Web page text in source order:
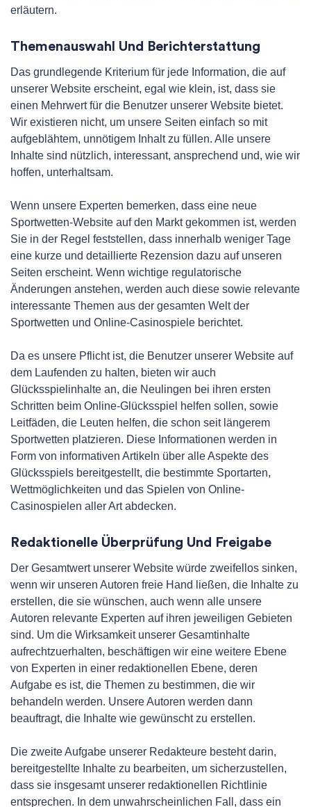
erläutern.
Themenauswahl Und Berichterstattung
Das grundlegende Kriterium für jede Information, die auf
unserer Website erscheint, egal wie klein, ist, dass sie
einen Mehrwert für die Benutzer unserer Website bietet.
Wir existieren nicht, um unsere Seiten einfach so mit
aufgeblähtem, unnötigem Inhalt zu füllen. Alle unsere
Inhalte sind nützlich, interessant, ansprechend und, wie wir
hoffen, unterhaltsam.
Wenn unsere Experten bemerken, dass eine neue
Sportwetten-Website auf den Markt gekommen ist, werden
Sie in der Regel feststellen, dass innerhalb weniger Tage
eine kurze und detaillierte Rezension dazu auf unseren
Seiten erscheint. Wenn wichtige regulatorische
Änderungen anstehen, werden auch diese sowie relevante
interessante Themen aus der gesamten Welt der
Sportwetten und Online-Casinospiele berichtet.
Da es unsere Pflicht ist, die Benutzer unserer Website auf
dem Laufenden zu halten, bieten wir auch
Glücksspielinhalte an, die Neulingen bei ihren ersten
Schritten beim Online-Glücksspiel helfen sollen, sowie
Leitfäden, die Leuten helfen, die schon seit längerem
Sportwetten platzieren. Diese Informationen werden in
Form von informativen Artikeln über alle Aspekte des
Glücksspiels bereitgestellt, die bestimmte Sportarten,
Wettmöglichkeiten und das Spielen von Online-
Casinospielen aller Art abdecken.
Redaktionelle Überprüfung Und Freigabe
Der Gesamtwert unserer Website würde zweifellos sinken,
wenn wir unseren Autoren freie Hand ließen, die Inhalte zu
erstellen, die sie wünschen, auch wenn alle unsere
Autoren relevante Experten auf ihren jeweiligen Gebieten
sind. Um die Wirksamkeit unserer Gesamtinhalte
aufrechtzuerhalten, beschäftigen wir eine weitere Ebene
von Experten in einer redaktionellen Ebene, deren
Aufgabe es ist, die Themen zu bestimmen, die wir
behandeln werden. Unsere Autoren werden dann
beauftragt, die Inhalte wie gewünscht zu erstellen.
Die zweite Aufgabe unserer Redakteure besteht darin,
bereitgestellte Inhalte zu bearbeiten, um sicherzustellen,
dass sie insgesamt unserer redaktionellen Richtlinie
entsprechen. In dem unwahrscheinlichen Fall, dass ein